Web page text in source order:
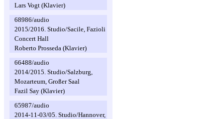
Lars Vogt (Klavier)
68986/audio
2015/2016. Studio/Sacile, Fazioli
Concert Hall
Roberto Prosseda (Klavier)
66488/audio
2014/2015. Studio/Salzburg,
Mozarteum, Großer Saal
Fazil Say (Klavier)
65987/audio
2014-11-03/05. Studio/Hannover,